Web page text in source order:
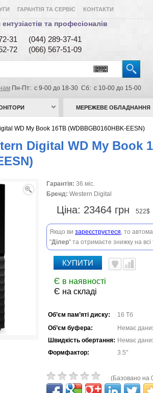
ГАРАНТІЯ ТА СЕРВІС КОНТАКТИ
та професіоналів
31
(044) 289-37-41
72
(066) 567-51-09
Пн-Пт: с 9-00 до 18-30 Сб: с 10-00 до 15-00
МЕРЕЖЕВЕ ОБЛАДНАННЯ
WD My Book 16TB (WDBBGB0160HBK-EESN)
Digital WD My Book
Гарантія: 36 міс.
Бренд: Western Digital
Ціна: 23464 грн 522$
Якщо ви зареєструєтеся, то
"Ділер" та отримаєте знижку на всі
КУПИТИ
Є в наявності
Є на складі
Об’єм пам’яті диску:
16 Тб
Об’єм буфера:
Немає
Швидкість обертання: Немає
Формфактор:
3.5"
(Базовано на 0